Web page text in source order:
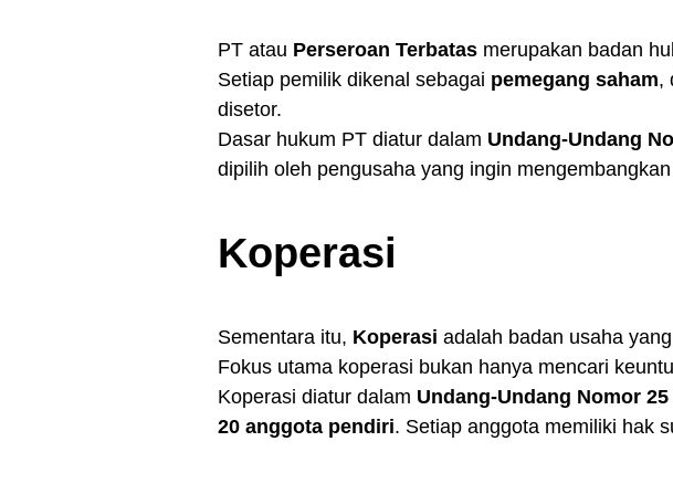
PT atau Perseroan Terbatas merupakan badan
Setiap pemilik dikenal sebagai pemegang saham,
disetor.
Dasar hukum PT diatur dalam Undang-Undang
dipilih oleh pengusaha yang ingin
Koperasi
Sementara itu, Koperasi adalah badan usaha
Fokus utama koperasi bukan hanya mencari
Koperasi diatur dalam Undang-Undang Nomor
20 anggota pendiri. Setiap anggota memiliki hak